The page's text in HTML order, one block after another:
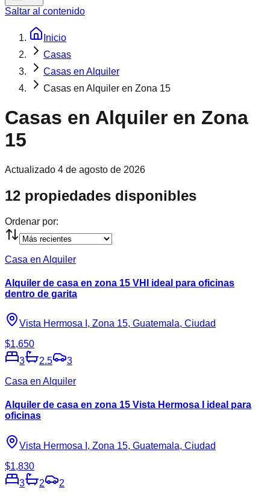
Saltar al contenido
Inicio
Casas
Casas en Alquiler
Casas en Alquiler en Zona 15
Casas en Alquiler en Zona
15
Actualizado 4 de agosto de 2026
12 propiedades disponibles
Ordenar por:
Casa en Alquiler
Alquiler de casa en zona 15 VHI ideal para oficinas
dentro de garita
Vista Hermosa I, Zona 15, Guatemala, Ciudad
$1,650
3
2.5
3
Casa en Alquiler
Alquiler de casa en zona 15 Vista Hermosa I ideal para
oficinas
Vista Hermosa I, Zona 15, Guatemala, Ciudad
$1,830
3
2
2